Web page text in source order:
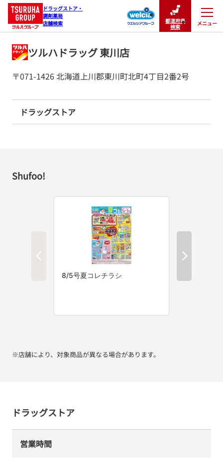
ドラッグストア・
調剤薬局
店舗検索
都道府県
検索
メニュー
閉じる
ツルハドラッグ 東川店
〒071-1426 北海道上川郡東川町北町4丁目2番2号
ドラッグストア
Shufoo!
※店舗により、対象商品が異なる場合があります。
ドラッグストア
営業時間